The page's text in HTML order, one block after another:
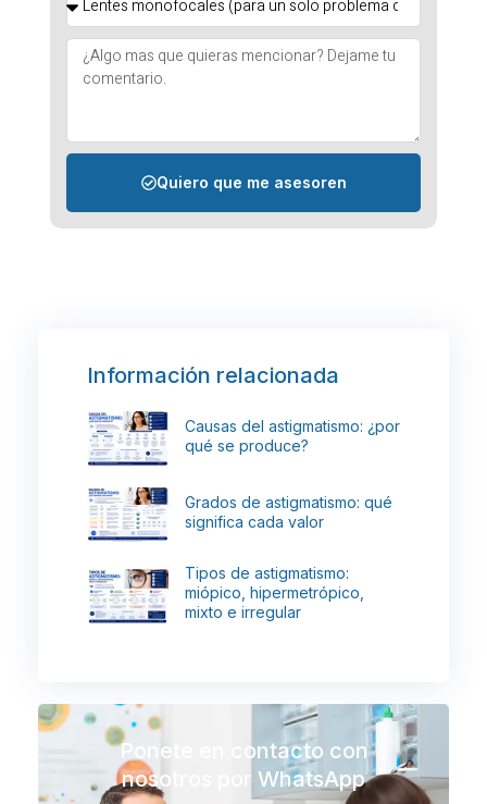
Quiero que me asesoren
Información relacionada
Causas del astigmatismo: ¿por
qué se produce?
Grados de astigmatismo: qué
significa cada valor
Tipos de astigmatismo:
miópico, hipermetrópico,
mixto e irregular
Ponete en contacto con
nosotros por WhatsApp